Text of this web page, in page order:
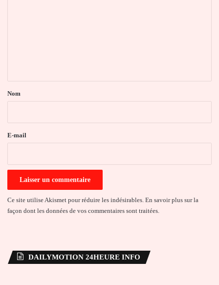
a
e
Nom
E-mail
Ce site utilise Akismet pour réduire les indésirables. En savoir plus sur la
façon dont les données de vos commentaires sont traitées.
DAILYMOTION 24HEURE INFO